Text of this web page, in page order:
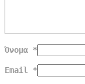
Όνομα *
Email *